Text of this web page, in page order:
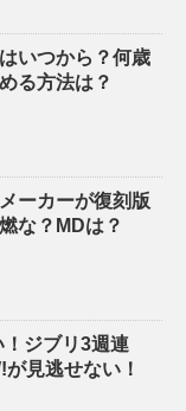
いつから？何歳
る方法は？
ーカーが復刻版
な？MDは？
ジブリ3週連
見逃せない！